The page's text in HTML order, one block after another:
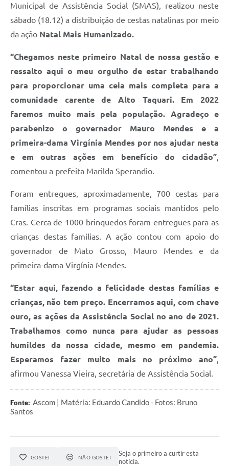
Municipal de Assistência Social (SMAS), realizou neste
sábado (18.12) a distribuição de cestas natalinas por meio
da ação Natal Mais Humanizado.
“Chegamos neste primeiro Natal de nossa gestão e
ressalto aqui o meu orgulho de estar trabalhando
para proporcionar uma ceia mais completa para a
comunidade carente de Alto Taquari. Em 2022
faremos muito mais pela população. Agradeço e
parabenizo o governador Mauro Mendes e a
primeira-dama Virgínia Mendes por nos ajudar nesta
e em outras ações em benefício do cidadão”
comentou a prefeita Marilda Sperandio.
Foram entregues, aproximadamente, 700 cestas para
famílias inscritas em programas sociais mantidos pelo
Cras. Cerca de 1000 brinquedos foram entregues para as
crianças destas famílias. A ação contou com apoio do
governador de Mato Grosso, Mauro Mendes e da
primeira-dama Virgínia Mendes.
“Estar aqui, fazendo a felicidade destas famílias e
crianças, não tem preço. Encerramos aqui, com chave
ouro, as ações da Assistência Social no ano de 2021.
Trabalhamos como nunca para ajudar as pessoas
humildes da nossa cidade, mesmo em pandemia.
Esperamos fazer muito mais no próximo ano”
afirmou Vanessa Vieira, secretária de Assistência Social.
Fonte: Ascom | Matéria: Eduardo Candido - Fotos: Bruno
Santos
GOSTEI NÃO GOSTEI
Seja o primeiro a curtir esta
notícia.